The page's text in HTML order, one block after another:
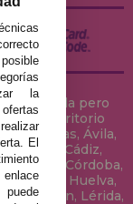
en Sevilla pero
del territorio
Asturias, Ávila,
Cádiz,
Real, Córdoba,
Huelva,
Leon, Lérida,
la
El
puede